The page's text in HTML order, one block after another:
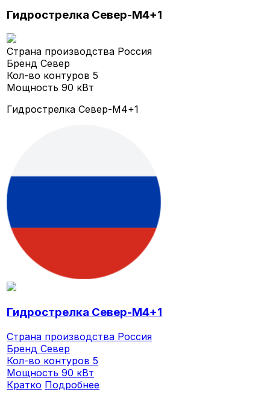
Гидрострелка Север-M4+1
Страна производства Россия
БрендСевер
Кол-во контуров5
Мощность90 кВт
Гидрострелка Север-M4+1
Гидрострелка Север-M4+1
Страна производства Россия
БрендСевер
Кол-во контуров5
Мощность90 кВт
Кратко Подробнее